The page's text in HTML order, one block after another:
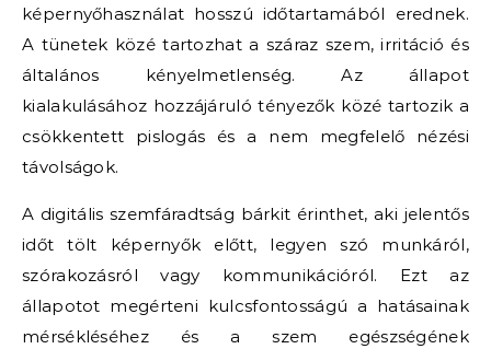
képernyőhasználat hosszú időtartamából erednek.
A tünetek közé tartozhat a száraz szem, irritáció és
általános kényelmetlenség. Az állapot
kialakulásához hozzájáruló tényezők közé tartozik a
csökkentett pislogás és a nem megfelelő nézési
távolságok.
A digitális szemfáradtság bárkit érinthet, aki jelentős
időt tölt képernyők előtt, legyen szó munkáról,
szórakozásról vagy kommunikációról. Ezt az
állapotot megérteni kulcsfontosságú a hatásainak
mérsékléséhez és a szem egészségének